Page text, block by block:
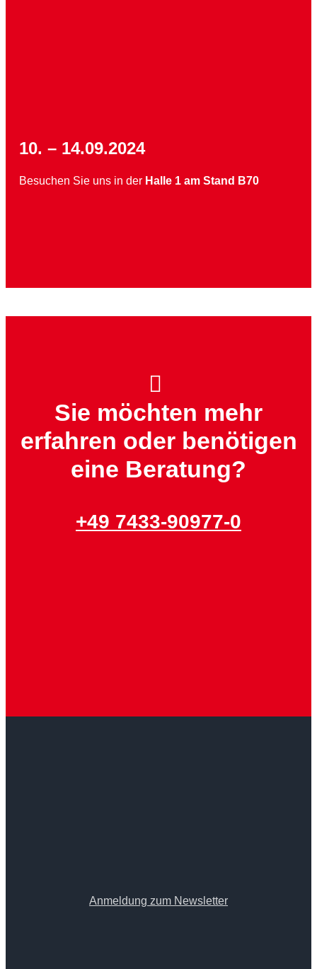
10. – 14.09.2024
Besuchen Sie uns in der Halle 1 am Stand B70
Sie möchten mehr
erfahren oder benötigen
eine Beratung?
+49 7433-90977-0
Anmeldung zum Newsletter